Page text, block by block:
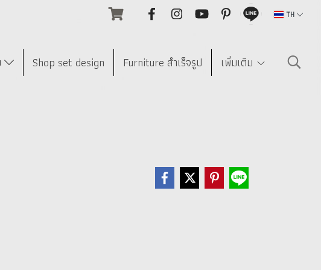
TH
Shop set design Furniture สำเร็จรูป เพิ่มเติม